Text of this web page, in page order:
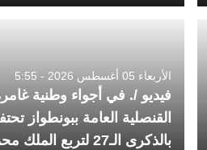
الأربعاء 05 أغسطس 2026 - 5:55
فيديو /. في أجواء وطنية
القنصلية العامة ببونطواز
بالذكرى الـ27 لتربع الملك